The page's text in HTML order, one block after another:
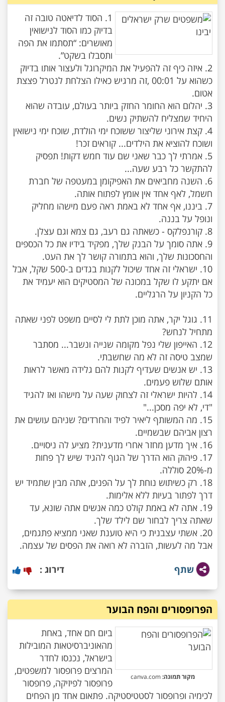
1. הסוד לדיאטה טובה זה
בדיוק כמו הסוד לנישואין
מאושרים: “תסתמו את הפה
2. איזה כיף זה להפעיל את המיקרוגל ולעצור אותו בדיוק
כשהוא על 00:01 ,זה מרגיש כאילו הצלחת לנטרל פצצת
3. יהלום הוא החומר החזק ביותר בעולם, עובדה שהוא
4. קצת אירוני שליצור ששוכח ימי הולדת, שוכח ימי נישואין
5. אמרתי לך כבר שאני שם עוד חמש דקות! תפסיק
6. השנה מחביאים את האפיקומן במעטפה של חברת
7. ביננו, אף אחד לא באמת ראה פעם מישהו מחליק
9. אתה סומך על הבנק שלך, מפקיד בידיו את כל הכספים
10. ישראלי זה אחד שיכול לקנות בגדים ב-500 שקל, אבל
אם יתקע לו שקל במכונה של המסטיקים הוא יעמיד את
11. גוגל יקר, אתה מוכן לתת לי לסיים משפט לפני שאתה
12. האייפון שלי נפל מקומה שנייה ונשבר... מסתבר
13. יש אנשים שעדיף לקנות להם גלידה מאשר לראות
14. להיות ישראלי זה לצחוק שעה על מישהו ואז להגיד
15. מה המשותף ליאיר לפיד והחרדים? שניהם עושים את
17. פיהוק הוא הדרך של הגוף להגיד שיש לך פחות
18. רק כשיתוש נוחת לך על הפנים, אתה מבין שתמיד יש
19. אתה לא באמת קולט כמה אנשים אתה שונא, עד
20. אשתי עצבנית כי היא טוענת שאני ממציא פתגמים,
אבל מה לעשות, הזברה לא רואה את הפסים של עצמה.
שתף
דירוג :
הפרופסורים והפח הבוער
מקור תמונה:canva.com
ביום חם אחד, באחת
מהאוניברסיטאות המובילות
בישראל, נכנסו לחדר
המרצים פרופסור למשפטים,
פרופסור לפיזיקה, פרופסור
לכימיה ופרופסור לסטטיסטיקה. פתאום אחד מן הפחים